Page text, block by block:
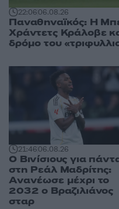
22:0606.08.26
Παναθηναϊκός: Η
Χράντετς Κράλοβε
δρόμο του
21:4606.08.26
Ο Βινίσιους για
στη Ρεάλ Μαδρίτης:
Ανανέωσε μέχρι το
2032 ο Βραζιλιάνος
σταρ